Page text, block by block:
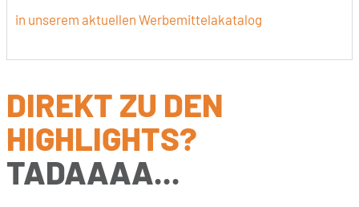
in unserem aktuellen Werbemittelakatalog
DIREKT ZU DEN
HIGHLIGHTS?
TADAAAA...